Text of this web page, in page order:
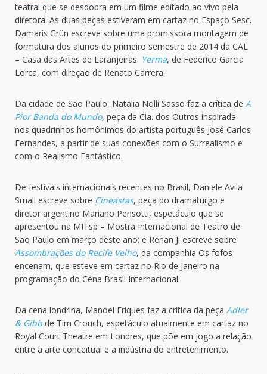
teatral que se desdobra em um filme editado ao vivo pela
diretora. As duas peças estiveram em cartaz no Espaço Sesc.
Damaris Grün escreve sobre uma promissora montagem de
formatura dos alunos do primeiro semestre de 2014 da CAL
– Casa das Artes de Laranjeiras: Yerma, de Federico Garcia
Lorca, com direção de Renato Carrera.
Da cidade de São Paulo, Natalia Nolli Sasso faz a crítica de A
Pior Banda do Mundo, peça da Cia. dos Outros inspirada
nos quadrinhos homônimos do artista português José Carlos
Fernandes, a partir de suas conexões com o Surrealismo e
com o Realismo Fantástico.
De festivais internacionais recentes no Brasil, Daniele Avila
Small escreve sobre Cineastas, peça do dramaturgo e
diretor argentino Mariano Pensotti, espetáculo que se
apresentou na MITsp – Mostra Internacional de Teatro de
São Paulo em março deste ano; e Renan Ji escreve sobre
Assombrações do Recife Velho, da companhia Os fofos
encenam, que esteve em cartaz no Rio de Janeiro na
programação do Cena Brasil Internacional.
Da cena londrina, Manoel Friques faz a crítica da peça Adler
& Gibb de Tim Crouch, espetáculo atualmente em cartaz no
Royal Court Theatre em Londres, que põe em jogo a relação
entre a arte conceitual e a indústria do entretenimento.